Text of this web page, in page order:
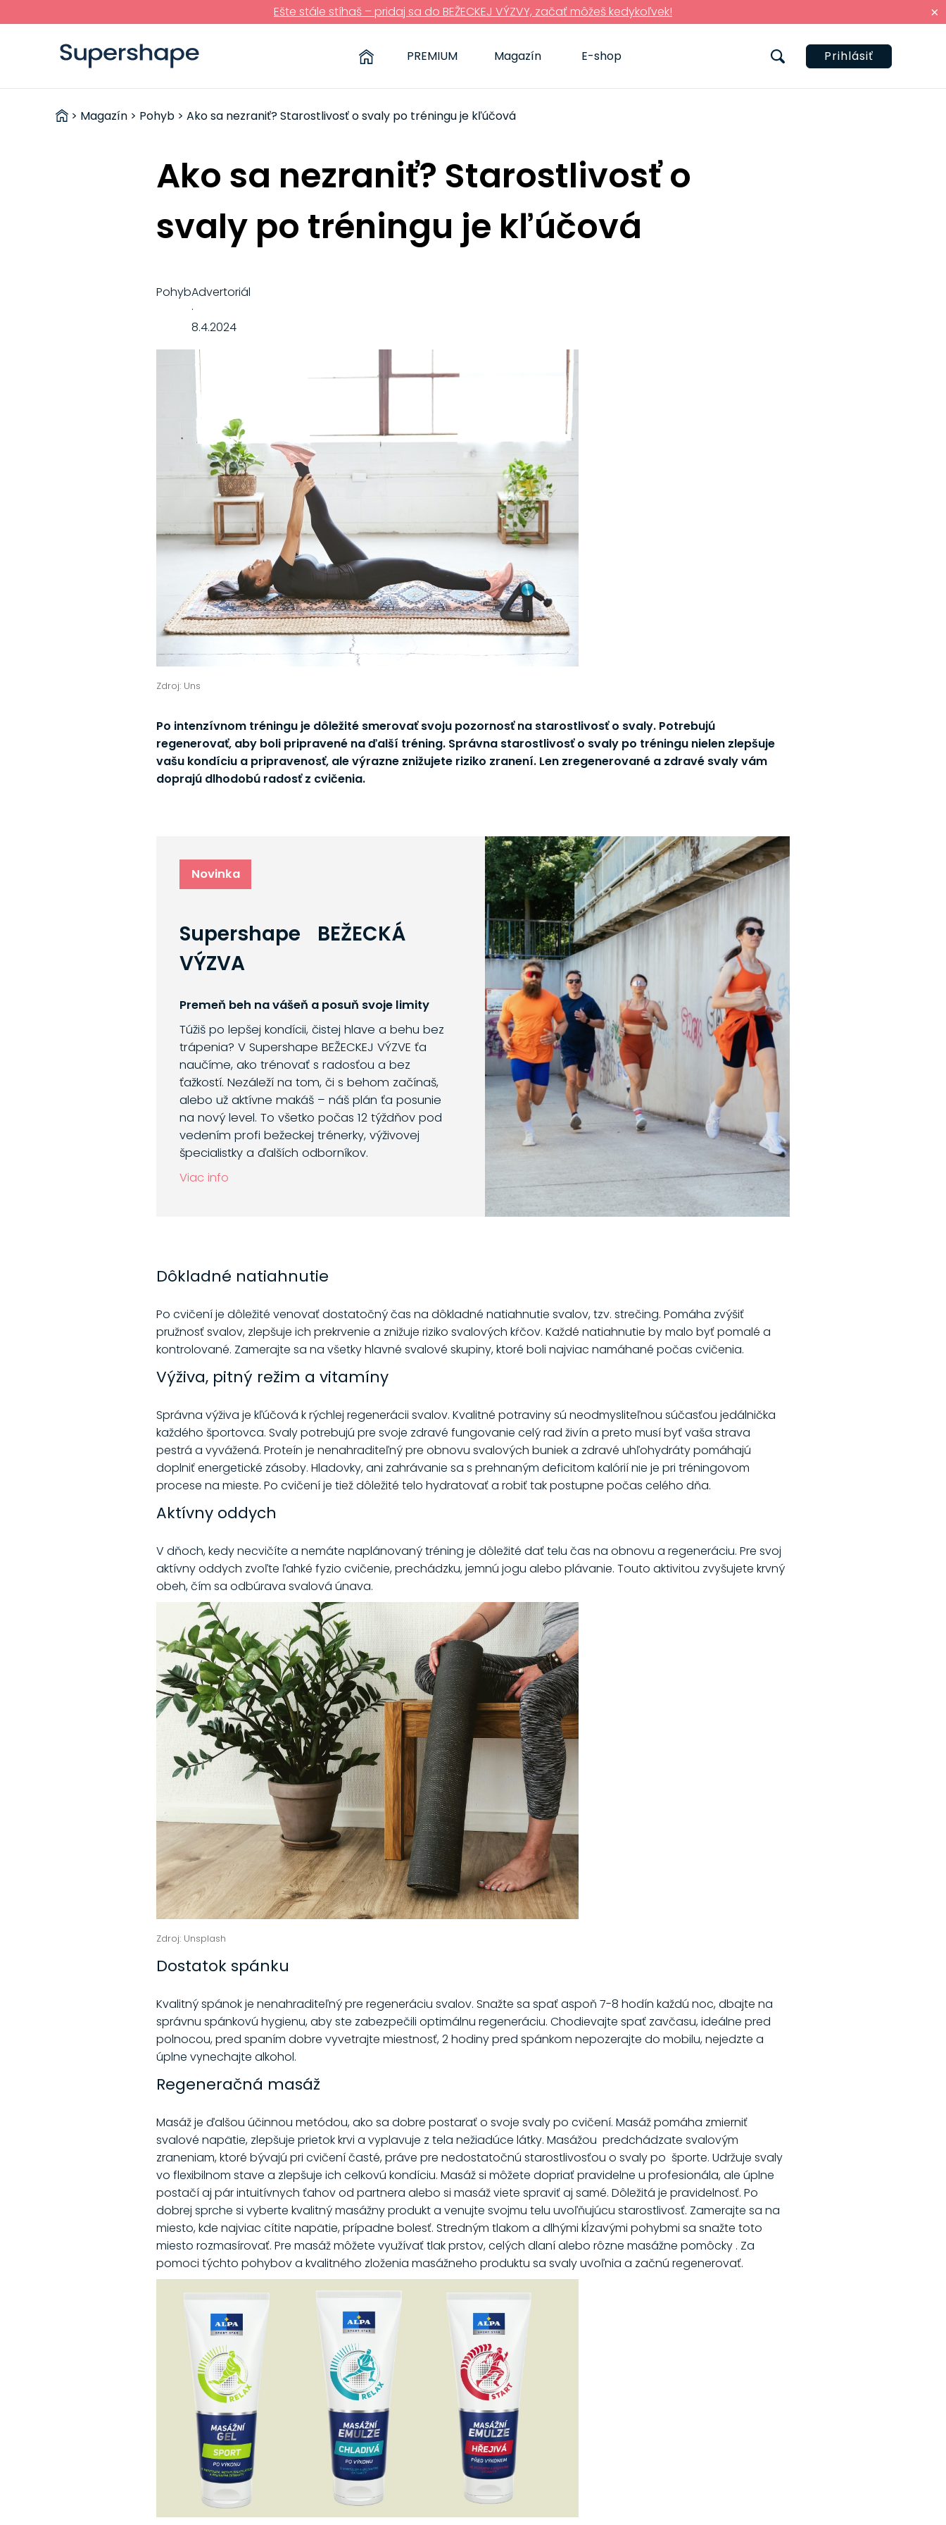
×
Ešte stále stíhaš – pridaj sa do BEŽECKEJ VÝZVY, začať môžeš kedykoľvek!
Prihlásiť
PREMIUM Magazín E-shop
ZDRAVÉ
> Magazín > Pohyb > Ako sa nezraniť? Starostlivosť o svaly po tréningu je kľúčová
Ako sa nezraniť? Starostlivosť o
svaly po tréningu je kľúčová
Zdroj: Uns
Po intenzívnom tréningu je dôležité smerovať svoju pozornosť na starostlivosť o svaly. Potrebujú
regenerovať, aby boli pripravené na ďalší tréning. Správna starostlivosť o svaly po tréningu nielen zlepšuje
vašu kondíciu a pripravenosť, ale výrazne znižujete riziko zranení. Len zregenerované a zdravé svaly vám
doprajú dlhodobú radosť z cvičenia.
Novinka
Supershape BEŽECKÁ
VÝZVA
Premeň beh na vášeň a posuň svoje limity
Túžiš po lepšej kondícii, čistej hlave a behu bez
trápenia? V Supershape BEŽECKEJ VÝZVE ťa
naučíme, ako trénovať s radosťou a bez
ťažkostí. Nezáleží na tom, či s behom začínaš,
alebo už aktívne makáš – náš plán ťa posunie
na nový level. To všetko počas 12 týždňov pod
vedením profi bežeckej trénerky, výživovej
špecialistky a ďalších odborníkov.
Viac info
Dôkladné natiahnutie
Po cvičení je dôležité venovať dostatočný čas na dôkladné natiahnutie svalov, tzv. strečing. Pomáha zvýšiť
pružnosť svalov, zlepšuje ich prekrvenie a znižuje riziko svalových kŕčov. Každé natiahnutie by malo byť pomalé a
kontrolované. Zamerajte sa na všetky hlavné svalové skupiny, ktoré boli najviac namáhané počas cvičenia.
Výživa, pitný režim a vitamíny
Správna výživa je kľúčová k rýchlej regenerácii svalov. Kvalitné potraviny sú neodmysliteľnou súčasťou jedálnička
každého športovca. Svaly potrebujú pre svoje zdravé fungovanie celý rad živín a preto musí byť vaša strava
pestrá a vyvážená. Proteín je nenahraditeľný pre obnovu svalových buniek a zdravé uhľohydráty pomáhajú
doplniť energetické zásoby. Hladovky, ani zahrávanie sa s prehnaným deficitom kalórií nie je pri tréningovom
procese na mieste. Po cvičení je tiež dôležité telo hydratovať a robiť tak postupne počas celého dňa.
Aktívny oddych
V dňoch, kedy necvičíte a nemáte naplánovaný tréning je dôležité dať telu čas na obnovu a regeneráciu. Pre svoj
aktívny oddych zvoľte ľahké fyzio cvičenie, prechádzku, jemnú jogu alebo plávanie. Touto aktivitou zvyšujete krvný
obeh, čím sa odbúrava svalová únava.
Zdroj: Unsplash
Dostatok spánku
Kvalitný spánok je nenahraditeľný pre regeneráciu svalov. Snažte sa spať aspoň 7-8 hodín každú noc, dbajte na
správnu spánkovú hygienu, aby ste zabezpečili optimálnu regeneráciu. Chodievajte spať zavčasu, ideálne pred
polnocou, pred spaním dobre vyvetrajte miestnosť, 2 hodiny pred spánkom nepozerajte do mobilu, nejedzte a
úplne vynechajte alkohol.
Regeneračná masáž
Masáž je ďalšou účinnou metódou, ako sa dobre postarať o svoje svaly po cvičení. Masáž pomáha zmierniť
svalové napätie, zlepšuje prietok krvi a vyplavuje z tela nežiadúce látky. Masážou predchádzate svalovým
zraneniam, ktoré bývajú pri cvičení časté, práve pre nedostatočnú starostlivosťou o svaly po športe. Udržuje svaly
vo flexibilnom stave a zlepšuje ich celkovú kondíciu. Masáž si môžete dopriať pravidelne u profesionála, ale úplne
postačí aj pár intuitívnych ťahov od partnera alebo si masáž viete spraviť aj samé. Dôležitá je pravidelnosť. Po
dobrej sprche si vyberte kvalitný masážny produkt a venujte svojmu telu uvoľňujúcu starostlivosť. Zamerajte sa na
miesto, kde najviac cítite napätie, prípadne bolesť. Stredným tlakom a dlhými kĺzavými pohybmi sa snažte toto
miesto rozmasírovať. Pre masáž môžete využívať tlak prstov, celých dlaní alebo rôzne masážne pomôcky . Za
pomoci týchto pohybov a kvalitného zloženia masážneho produktu sa svaly uvoľnia a začnú regenerovať.
PohybAdvertoriál
·
8.4.2024